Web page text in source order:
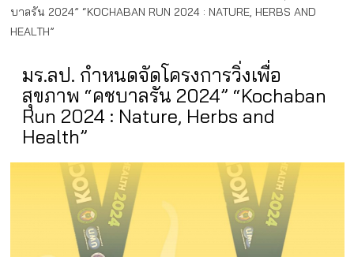
บาลรัน 2024” “KOCHABAN RUN 2024 : NATURE, HERBS AND
HEALTH”
มร.ลป. กำหนดจัดโครงการวิ่งเพื่อ
สุขภาพ “คชบาลรัน 2024” “Kochaban
Run 2024 : Nature, Herbs and
Health”